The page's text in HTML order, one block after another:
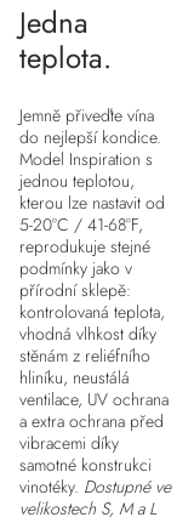
Jedna
teplota.
Jemně přiveďte vína
do nejlepší kondice.
Model Inspiration s
jednou teplotou,
kterou lze nastavit od
5-20°C / 41-68°F,
reprodukuje stejné
podmínky jako v
přírodní sklepě:
kontrolovaná teplota,
vhodná vlhkost díky
stěnám z reliéfního
hliníku, neustálá
ventilace, UV ochrana
a extra ochrana před
vibracemi díky
samotné konstrukci
vinotéky. Dostupné ve
velikostech S, M a L